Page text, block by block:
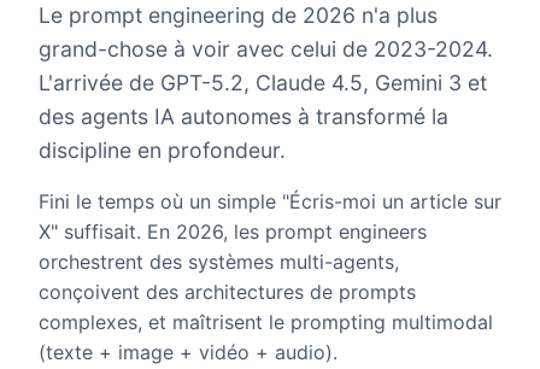
Le prompt engineering de 2026 n'a plus
grand-chose à voir avec celui de 2023-2024.
L'arrivée de GPT-5.2, Claude 4.5, Gemini 3 et
des agents IA autonomes à transformé la
discipline en profondeur.
Fini le temps où un simple "Écris-moi un article sur
X" suffisait. En 2026, les prompt engineers
orchestrent des systèmes multi-agents,
conçoivent des architectures de prompts
complexes, et maîtrisent le prompting multimodal
(texte + image + vidéo + audio).